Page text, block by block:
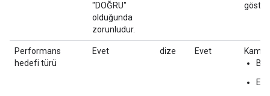
"DOĞRU"
olduğunda
zorunludur.
Performans
hedefi türü
Evet dize Evet